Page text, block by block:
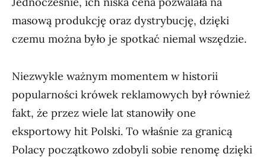
masową produkcję oraz dystrybucję, dzięki
czemu można było je spotkać niemal wszędzie.
Niezwykle ważnym momentem w historii
popularności krówek reklamowych był również
fakt, że przez wiele lat stanowiły one
eksportowy hit Polski. To właśnie za granicą
Polacy początkowo zdobyli sobie renomę dzięki